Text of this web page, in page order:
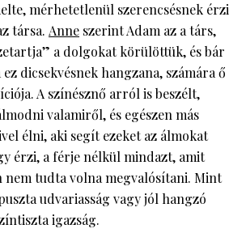
mérhetetlenül szerencsésnek érzi
társa. Anne szerint Adam az a társ,
a dolgokat körülöttük, és bár
dicsekvésnek hangzana, számára ő
A színésznő arról is beszélt,
valamiről, és egészen más
élni, aki segít ezeket az álmokat
érzi, a férje nélkül mindazt, amit
nem tudta volna megvalósítani. Mint
udvariasság vagy jól hangzó
igazság.